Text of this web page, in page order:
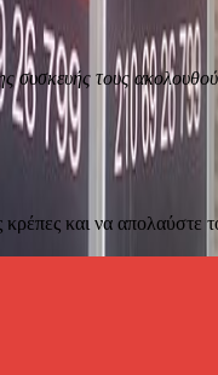
τους
και να απολαύστε